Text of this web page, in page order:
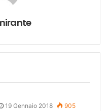
19 Gennaio 2018 905